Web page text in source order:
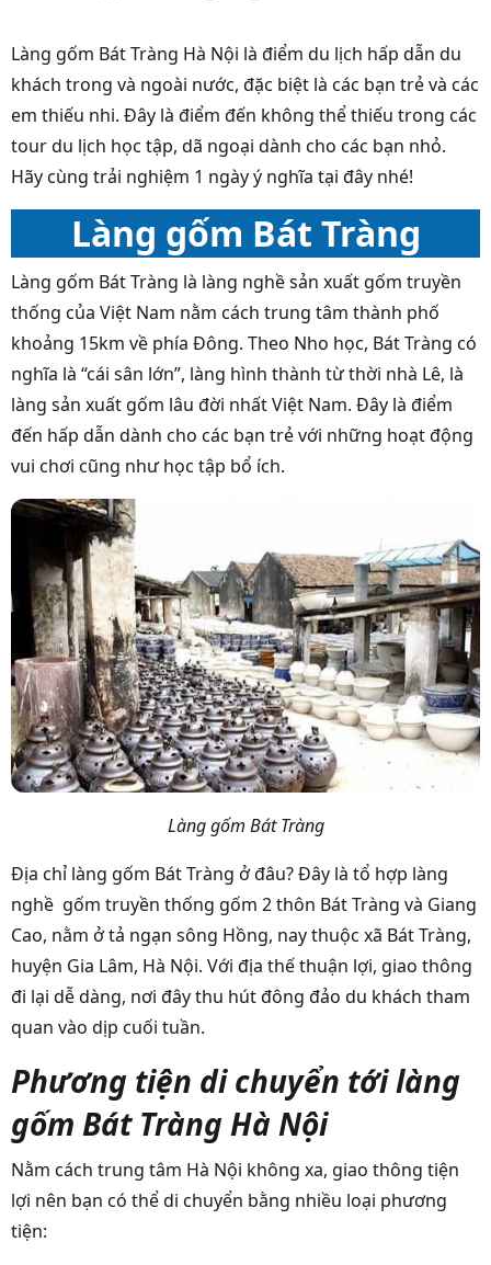
Làng gốm Bát Tràng Hà Nội là điểm du lịch hấp dẫn du
khách trong và ngoài nước, đặc biệt là các bạn trẻ và các
em thiếu nhi. Đây là điểm đến không thể thiếu trong các
tour du lịch học tập, dã ngoại dành cho các bạn nhỏ.
Hãy cùng trải nghiệm 1 ngày ý nghĩa tại đây nhé!
Làng gốm Bát Tràng
Làng gốm Bát Tràng là làng nghề sản xuất gốm truyền
thống của Việt Nam nằm cách trung tâm thành phố
khoảng 15km về phía Đông. Theo Nho học, Bát Tràng có
nghĩa là “cái sân lớn”, làng hình thành từ thời nhà Lê, là
làng sản xuất gốm lâu đời nhất Việt Nam. Đây là điểm
đến hấp dẫn dành cho các bạn trẻ với những hoạt động
vui chơi cũng như học tập bổ ích.
Làng gốm Bát Tràng
Địa chỉ làng gốm Bát Tràng ở đâu? Đây là tổ hợp làng
nghề gốm truyền thống gốm 2 thôn Bát Tràng và Giang
Cao, nằm ở tả ngạn sông Hồng, nay thuộc xã Bát Tràng,
huyện Gia Lâm, Hà Nội. Với địa thế thuận lợi, giao thông
đi lại dễ dàng, nơi đây thu hút đông đảo du khách tham
quan vào dịp cuối tuần.
Phương tiện di chuyển tới làng
gốm Bát Tràng Hà Nội
Nằm cách trung tâm Hà Nội không xa, giao thông tiện
lợi nên bạn có thể di chuyển bằng nhiều loại phương
tiện: